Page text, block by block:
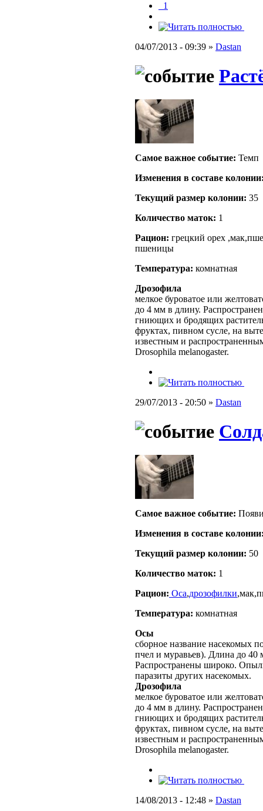
_1
04/07/2013 - 09:39 » Dastan
Самое важное событие: Темп
Изменения в составе
Текущий размер кoлонии: 35
Количество маток: 1
Рацион: грецкий орех
пшеницы
Температура: комнатная
Дрозофила
мелкое буроватое или
до 4 мм в длину.
гниющих и бродящих
фруктах, пивном сусле, на
известным и
Drosophila melanogaster.
29/07/2013 - 20:50 » Dastan
Самое важное событие:
Изменения в составе
Текущий размер кoлонии: 50
Количество маток: 1
Рацион: Оса,дрозофилки
Температура: комнатная
Осы
сборное название насекомых
пчел и муравьев). Длина до
Распространены широко.
паразиты других насекомых.
Дрозофила
мелкое буроватое или
до 4 мм в длину.
гниющих и бродящих
фруктах, пивном сусле, на
известным и
Drosophila melanogaster.
14/08/2013 - 12:48 » Dastan